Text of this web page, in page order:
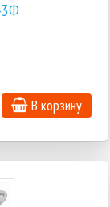
3Ф
В корзину